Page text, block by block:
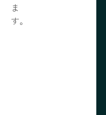
ま
す。